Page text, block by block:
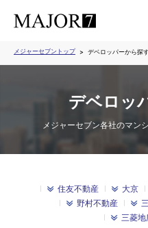
メジャーセブントップ デベロッパーから探
デベロッ
メジャーセブン各社のマン
住友不動産 大京
野村不動産
三菱地